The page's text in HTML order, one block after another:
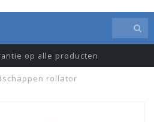
op alle producten
rollator